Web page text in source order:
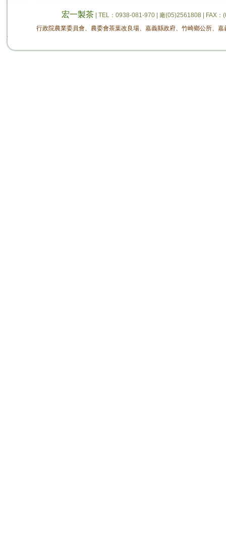
宏一製茶 | TEL：0938-081-970 | 廠(05)2561808 | FAX
行政院農業委員會、農委會茶葉改良場、嘉義縣政府、竹崎鄉公所、